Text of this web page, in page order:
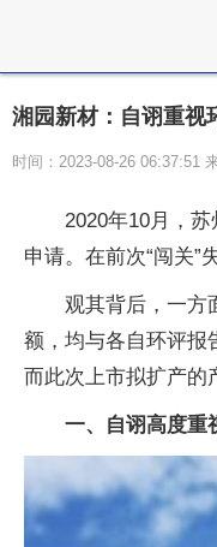
湘园新材：自诩重视
时间：2023-08-26 06:37:51
2020年10月，
申请。在前次“闯关”
观其背后，一方
额，均与各自环评报
而此次上市拟扩产的
一、自诩高度重